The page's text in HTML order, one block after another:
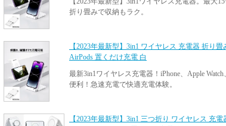
折り畳みで収納もラク。
【2023年最新型】3in1 ワイヤレス 充電器 折り畳
AirPods 置くだけ充電 白
最新3in1ワイヤレス充電器！iPhone、Apple
便利！急速充電で快適充電体験。
【2023年最新型】3in1 三つ折り ワイヤレス 充